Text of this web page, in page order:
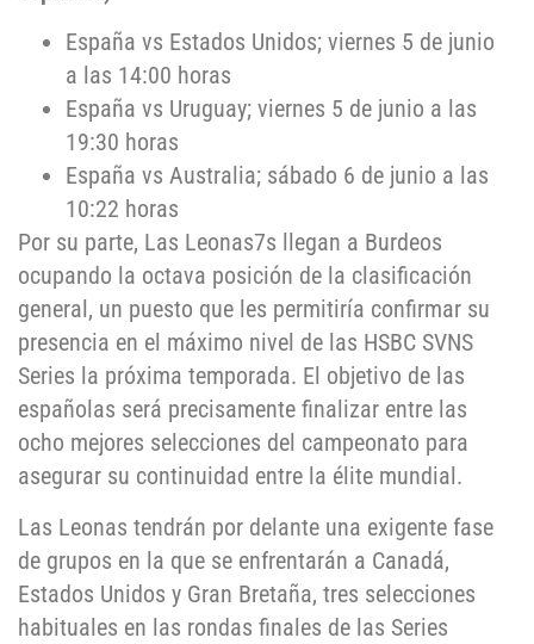
España vs Estados Unidos; viernes 5 de junio
a las 14:00 horas
España vs Uruguay; viernes 5 de junio a las
19:30 horas
España vs Australia; sábado 6 de junio a las
10:22 horas
Por su parte, Las Leonas7s llegan a Burdeos
ocupando la octava posición de la clasificación
general, un puesto que les permitiría confirmar su
presencia en el máximo nivel de las HSBC SVNS
Series la próxima temporada. El objetivo de las
españolas será precisamente finalizar entre las
ocho mejores selecciones del campeonato para
asegurar su continuidad entre la élite mundial.
Las Leonas tendrán por delante una exigente fase
de grupos en la que se enfrentarán a Canadá,
Estados Unidos y Gran Bretaña, tres selecciones
habituales en las rondas finales de las Series